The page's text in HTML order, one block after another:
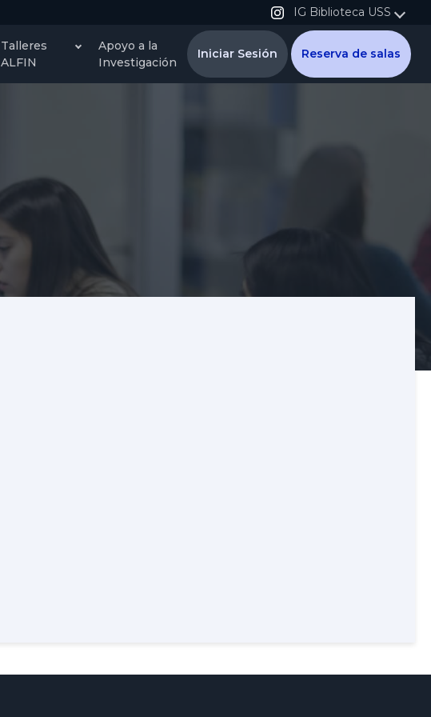
IG Biblioteca USS
Talleres
ALFIN
Apoyo a la
Investigación
Iniciar Sesión Reserva de salas